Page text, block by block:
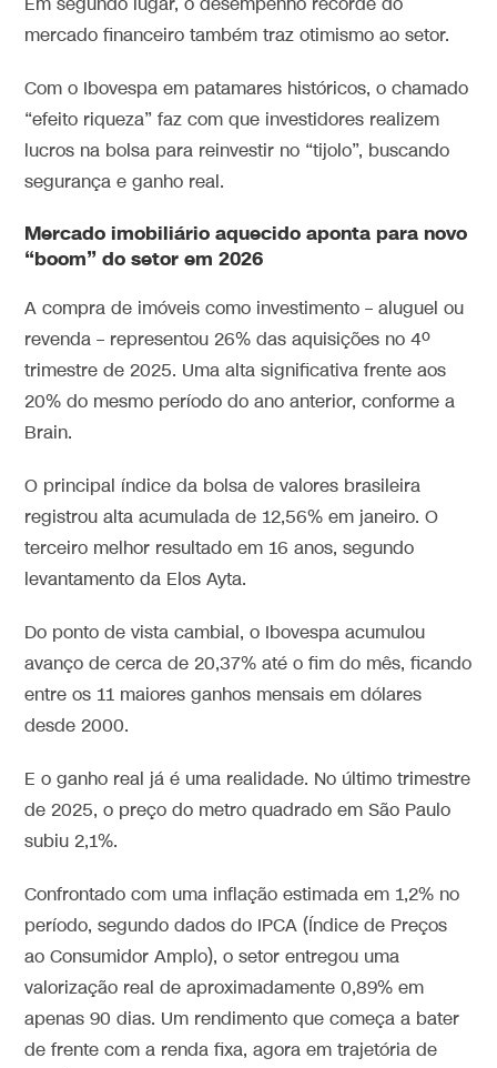
mercado financeiro também traz otimismo ao setor.
Com o Ibovespa em patamares históricos, o chamado
“efeito riqueza” faz com que investidores realizem
lucros na bolsa para reinvestir no “tijolo”, buscando
segurança e ganho real.
Mercado imobiliário aquecido aponta para novo
“boom” do setor em 2026
A compra de imóveis como investimento – aluguel ou
revenda – representou 26% das aquisições no 4º
trimestre de 2025. Uma alta significativa frente aos
20% do mesmo período do ano anterior, conforme a
Brain.
O principal índice da bolsa de valores brasileira
registrou alta acumulada de 12,56% em janeiro. O
terceiro melhor resultado em 16 anos, segundo
levantamento da Elos Ayta.
Do ponto de vista cambial, o Ibovespa acumulou
avanço de cerca de 20,37% até o fim do mês, ficando
entre os 11 maiores ganhos mensais em dólares
desde 2000.
E o ganho real já é uma realidade. No último trimestre
de 2025, o preço do metro quadrado em São Paulo
subiu 2,1%.
Confrontado com uma inflação estimada em 1,2% no
período, segundo dados do IPCA (Índice de Preços
ao Consumidor Amplo), o setor entregou uma
valorização real de aproximadamente 0,89% em
apenas 90 dias. Um rendimento que começa a bater
de frente com a renda fixa, agora em trajetória de